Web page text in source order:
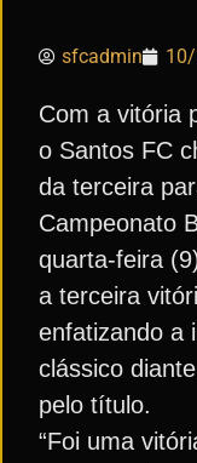
sfcadmin
Com a vitória
o Santos FC
da terceira
Campeonato
quarta-feira
a terceira
enfatizando a
clássico
pelo título.
“Foi uma